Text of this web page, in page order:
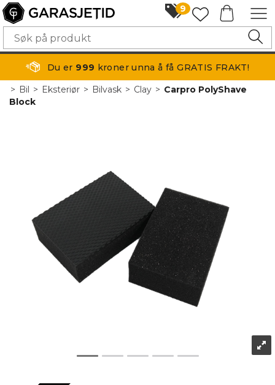
9
Du er 999 kroner unna å få GRATIS FRAKT!
> Bil> Eksteriør> Bilvask>Clay>Carpro PolyShave
Block